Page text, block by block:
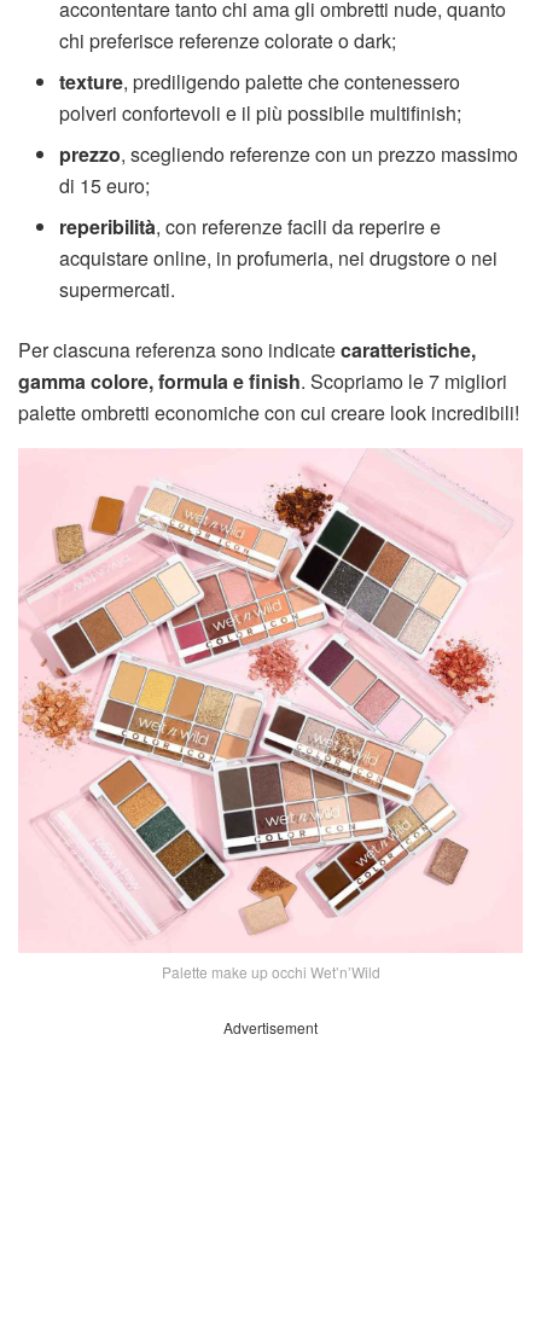
accontentare tanto chi ama gli ombretti nude, quanto
chi preferisce referenze colorate o dark;
texture, prediligendo palette che contenessero
polveri confortevoli e il più possibile multifinish;
prezzo, scegliendo referenze con un prezzo massimo
di 15 euro;
reperibilità, con referenze facili da reperire e
acquistare online, in profumeria, nei drugstore o nei
supermercati.
Per ciascuna referenza sono indicatecaratteristiche,
gamma colore, formula e finish. Scopriamo le 7 migliori
palette ombretti economiche con cui creare look incredibili!
Palette make up occhi Wet’n’Wild
Advertisement